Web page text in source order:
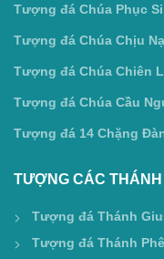
Tượng đá Chúa Phục
Tượng đá Chúa Chịu
Tượng đá Chúa Chiên
Tượng đá Chúa Cầu
Tượng đá 14 Chặng
TƯỢNG CÁC THÁNH
Tượng đá Thánh
Tượng đá Thánh